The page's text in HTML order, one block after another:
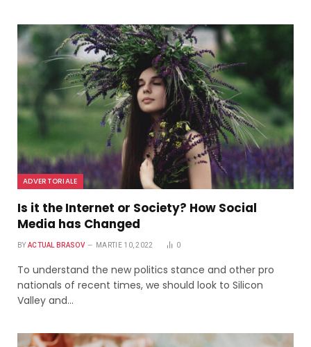
ADVERTORIALE
Is it the Internet or Society? How Social
Media has Changed
BY ACTUAL BRASOV MARTIE 10, 2022 0
To understand the new politics stance and other pro
nationals of recent times, we should look to Silicon
Valley and…